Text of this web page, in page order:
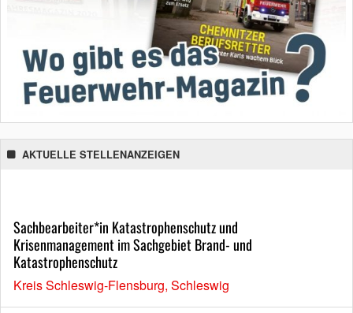
AKTUELLE STELLENANZEIGEN
Sachbearbeiter*in Katastrophenschutz und
Krisenmanagement im Sachgebiet Brand- und
Katastrophenschutz
Kreis Schleswig-Flensburg, Schleswig